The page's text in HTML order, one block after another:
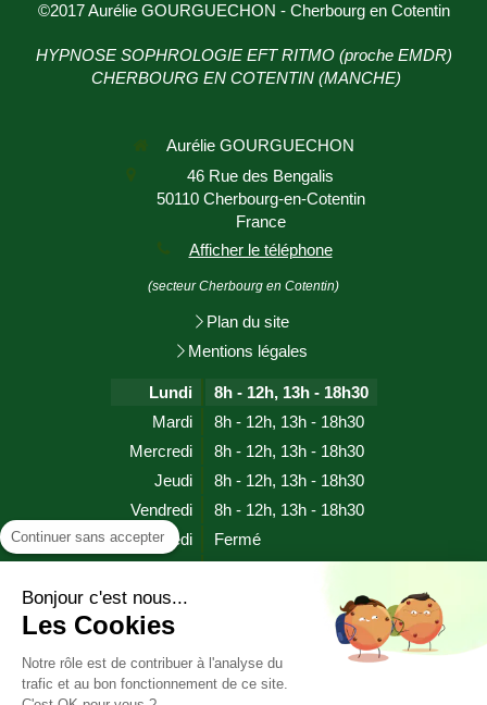
©2017 Aurélie GOURGUECHON - Cherbourg en Cotentin
HYPNOSE SOPHROLOGIE EFT RITMO (proche EMDR)
CHERBOURG EN COTENTIN (MANCHE)
Aurélie GOURGUECHON
46 Rue des Bengalis
50110 Cherbourg-en-Cotentin
France
Afficher le téléphone
(secteur Cherbourg en Cotentin)
Plan du site
Mentions légales
Lundi 8h - 12h, 13h - 18h30
Mardi
8h - 12h, 13h - 18h30
Mercredi
8h - 12h, 13h - 18h30
Jeudi
8h - 12h, 13h - 18h30
Vendredi
8h - 12h, 13h - 18h30
Samedi
Fermé
Prendre rendez-vous
HYPNOSE SOPHROLOGIE EFT RITMO (proche EMDR)
Continuer sans accepter
Bonjour c'est nous...
Les Cookies
Notre rôle est de contribuer à l'analyse du
trafic et au bon fonctionnement de ce site.